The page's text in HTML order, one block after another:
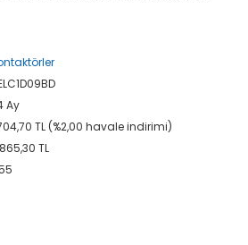
Ay
TL (%2,00 havale indirimi)
TL